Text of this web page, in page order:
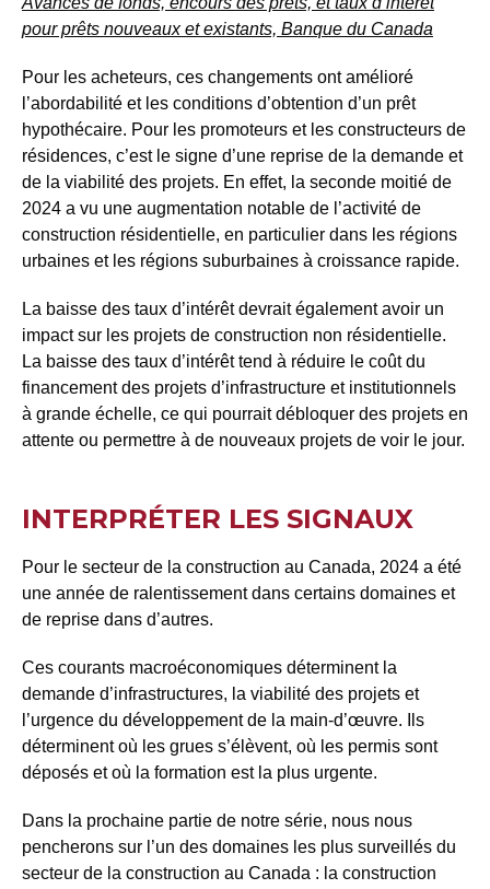
pour prêts nouveaux et existants, Banque du Canada
Pour les acheteurs, ces changements ont amélioré
l’abordabilité et les conditions d’obtention d’un prêt
hypothécaire. Pour les promoteurs et les constructeurs de
résidences, c’est le signe d’une reprise de la demande et
de la viabilité des projets. En effet, la seconde moitié de
2024 a vu une augmentation notable de l’activité de
construction résidentielle, en particulier dans les régions
urbaines et les régions suburbaines à croissance rapide.
La baisse des taux d’intérêt devrait également avoir un
impact sur les projets de construction non résidentielle.
La baisse des taux d’intérêt tend à réduire le coût du
financement des projets d’infrastructure et institutionnels
à grande échelle, ce qui pourrait débloquer des projets en
attente ou permettre à de nouveaux projets de voir le jour.
INTERPRÉTER LES SIGNAUX
Pour le secteur de la construction au Canada, 2024 a été
une année de ralentissement dans certains domaines et
de reprise dans d’autres.
Ces courants macroéconomiques déterminent la
demande d’infrastructures, la viabilité des projets et
l’urgence du développement de la main-d’œuvre. Ils
déterminent où les grues s’élèvent, où les permis sont
déposés et où la formation est la plus urgente.
Dans la prochaine partie de notre série, nous nous
pencherons sur l’un des domaines les plus surveillés du
secteur de la construction au Canada : la construction